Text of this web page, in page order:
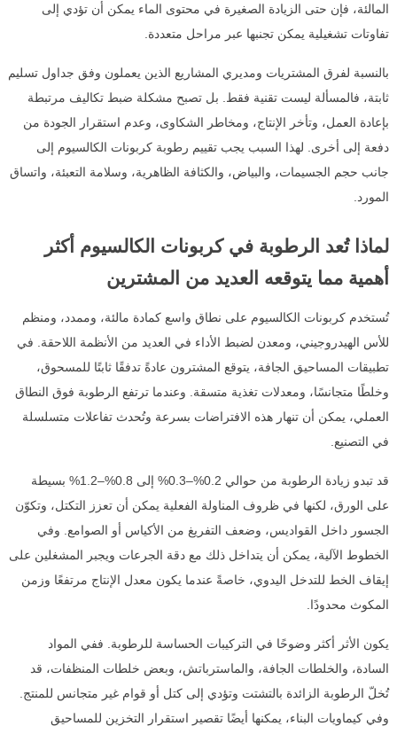
المالئة، فإن حتى الزيادة الصغيرة في محتوى الماء يمكن أن تؤدي إلى
تفاوتات تشغيلية يمكن تجنبها عبر مراحل متعددة.
بالنسبة لفرق المشتريات ومديري المشاريع الذين يعملون وفق جداول تسليم
ثابتة، فالمسألة ليست تقنية فقط. بل تصبح مشكلة ضبط تكاليف مرتبطة
بإعادة العمل، وتأخر الإنتاج، ومخاطر الشكاوى، وعدم استقرار الجودة من
دفعة إلى أخرى. لهذا السبب يجب تقييم رطوبة كربونات الكالسيوم إلى
جانب حجم الجسيمات، والبياض، والكثافة الظاهرية، وسلامة التعبئة، واتساق
المورد.
لماذا تُعد الرطوبة في كربونات الكالسيوم أكثر
أهمية مما يتوقعه العديد من المشترين
تُستخدم كربونات الكالسيوم على نطاق واسع كمادة مالئة، وممدد، ومنظم
للأس الهيدروجيني، ومعدن لضبط الأداء في العديد من الأنظمة اللاحقة. في
تطبيقات المساحيق الجافة، يتوقع المشترون عادةً تدفقًا ثابتًا للمسحوق،
وخلطًا متجانسًا، ومعدلات تغذية متسقة. وعندما ترتفع الرطوبة فوق النطاق
العملي، يمكن أن تنهار هذه الافتراضات بسرعة وتُحدث تفاعلات متسلسلة
في التصنيع.
قد تبدو زيادة الرطوبة من حوالي 0.2%–0.3% إلى 0.8%–1.2% بسيطة
على الورق، لكنها في ظروف المناولة الفعلية يمكن أن تعزز التكتل، وتكوّن
الجسور داخل القواديس، وضعف التفريغ من الأكياس أو الصوامع. وفي
الخطوط الآلية، يمكن أن يتداخل ذلك مع دقة الجرعات ويجبر المشغلين على
إيقاف الخط للتدخل اليدوي، خاصةً عندما يكون معدل الإنتاج مرتفعًا وزمن
المكوث محدودًا.
يكون الأثر أكثر وضوحًا في التركيبات الحساسة للرطوبة. ففي المواد
السادة، والخلطات الجافة، والماسترباتش، وبعض خلطات المنظفات، قد
تُخلّ الرطوبة الزائدة بالتشتت وتؤدي إلى كتل أو قوام غير متجانس للمنتج.
وفي كيماويات البناء، يمكنها أيضًا تقصير استقرار التخزين للمساحيق